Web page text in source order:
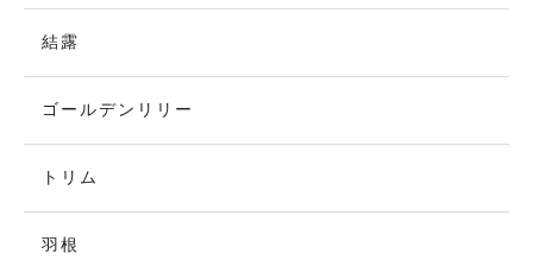
結露
ゴールデンリリー
トリム
羽根